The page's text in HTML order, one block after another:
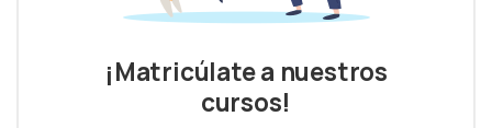
¡Matricúlate a nuestros
cursos!